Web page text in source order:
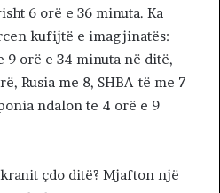
6 orë e 36 minuta. Ka
kufijtë e imagjinatës:
9 orë e 34 minuta në ditë,
Rusia me 8, SHBA-të me 7
ndalon te 4 orë e 9
çdo ditë? Mjafton një